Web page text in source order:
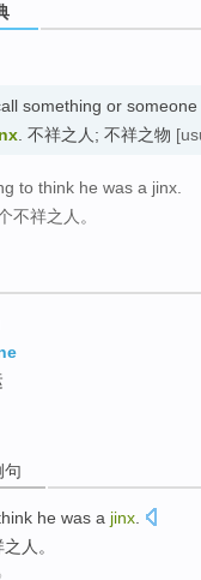
something or
. 不祥之人; 不祥之物
to think he was a jinx.
不祥之人。
句
he was a jinx
人。